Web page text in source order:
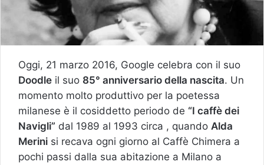
Oggi, 21 marzo 2016, Google celebra con il suo
Doodle il suo 85° anniversario della nascita. Un
momento molto produttivo per la poetessa
milanese è il cosiddetto periodo de “I caffè dei
Navigli” dal 1989 al 1993 circa , quando Alda
Merini si recava ogni giorno al Caffè Chimera a
pochi passi dalla sua abitazione a Milano a